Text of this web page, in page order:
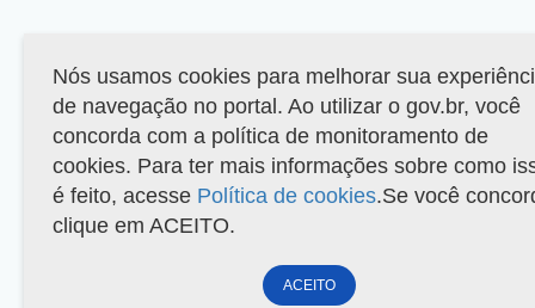
Nós usamos cookies para melhorar sua
de navegação no portal. Ao utilizar o gov.br, você
concorda com a política de monitoramento de
cookies. Para ter mais informações sobre como
é feito, acesse Política de cookies.Se você
clique em ACEITO.
ACEITO